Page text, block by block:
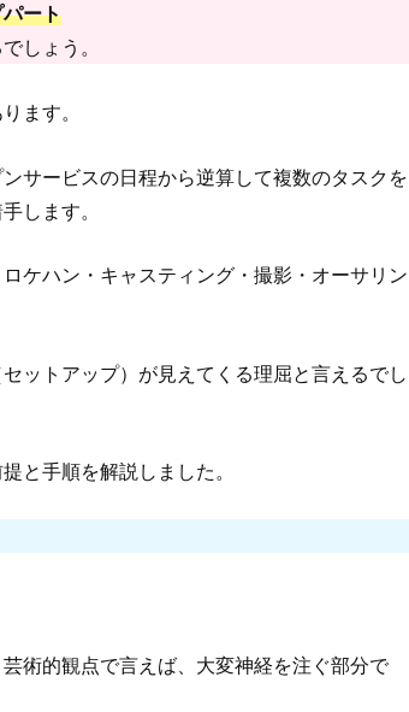
ート
しょう。
ます。
サービスの日程から逆算して複数のタスクを
します。
ケハン・キャスティング・撮影・オーサリン
ットアップ）が見えてくる理屈と言えるでし
と手順を解説しました。
術的観点で言えば、大変神経を注ぐ部分で